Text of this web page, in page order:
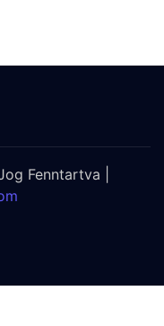
Fenntartva |